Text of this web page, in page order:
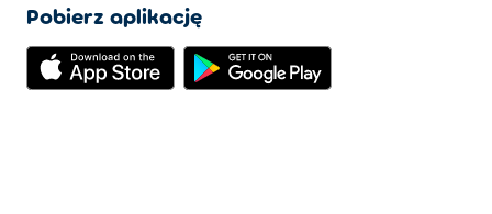
Pobierz aplikację